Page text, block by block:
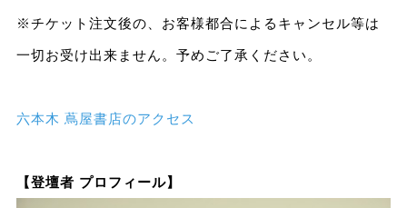
※チケット注文後の、お客様都合によるキャンセル等は
一切お受け出来ません。予めご了承ください。
六本木 蔦屋書店のアクセス
【登壇者 プロフィール】